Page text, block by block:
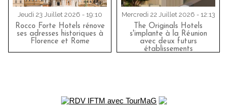
Jeudi 23 Juillet 2026 - 19:10
Rocco Forte Hotels rénove
ses adresses historiques à
Florence et Rome
Mercredi 22 Juillet 2026 - 12:13
The Originals Hotels
s'implante à la Réunion
avec deux futurs
établissements